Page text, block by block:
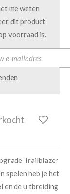
me weten
dit product
voorraad is.
Trailblazer
spelen heb je het
en de uitbreiding